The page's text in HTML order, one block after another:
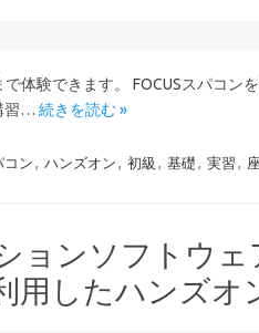
体験できます。 FOCUSスパコン
習…続きを読む »
コン , ハンズオン , 初級 , 基礎 , 実習 ,
ョンソフトウェ
用したハンズオ